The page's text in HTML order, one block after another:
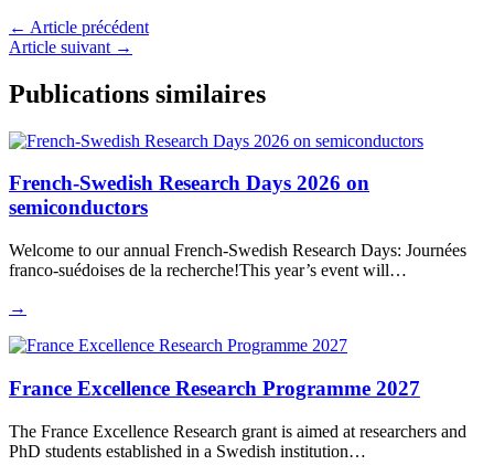
← Article précédent
Article suivant →
Publications similaires
French-Swedish Research Days 2026 on
semiconductors
Welcome to our annual French-Swedish Research Days: Journées
franco-suédoises de la recherche!This year’s event will…
→
France Excellence Research Programme 2027
The France Excellence Research grant is aimed at researchers and
PhD students established in a Swedish institution…